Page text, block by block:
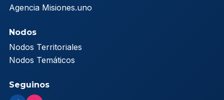
Agencia Misiones.uno
Nodos
Nodos Territoriales
Nodos Temáticos
Seguinos